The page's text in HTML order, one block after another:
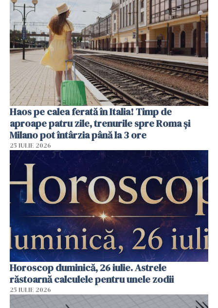
Haos pe calea ferată în Italia! Timp de
aproape patru zile, trenurile spre Roma și
Milano pot întârzia până la 3 ore
25 IULIE 2026
Horoscop duminică, 26 iulie. Astrele
răstoarnă calculele pentru unele zodii
25 IULIE 2026